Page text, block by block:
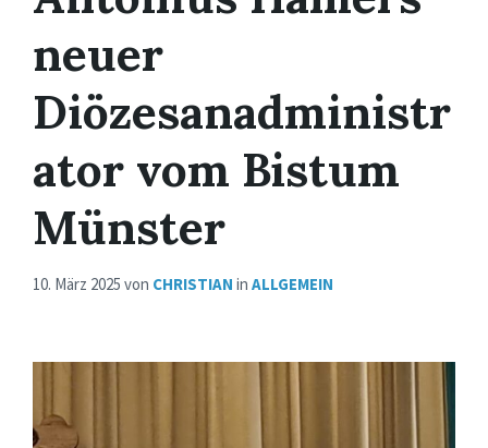
neuer
Diözesanadministr
ator vom Bistum
Münster
10. März 2025 von CHRISTIAN in ALLGEMEIN